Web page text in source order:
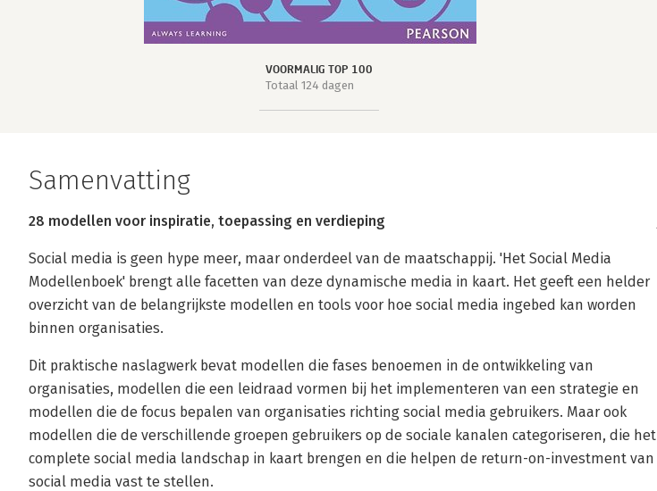
VOORMALIG TOP 100
Totaal 124 dagen
Samenvatting
28 modellen voor inspiratie, toepassing en verdieping
Social media is geen hype meer, maar onderdeel van de maatschappij. 'Het Social Media
Modellenboek' brengt alle facetten van deze dynamische media in kaart. Het geeft een helder
overzicht van de belangrijkste modellen en tools voor hoe social media ingebed kan worden
binnen organisaties.
Dit praktische naslagwerk bevat modellen die fases benoemen in de ontwikkeling van
organisaties, modellen die een leidraad vormen bij het implementeren van een strategie en
modellen die de focus bepalen van organisaties richting social media gebruikers. Maar ook
modellen die de verschillende groepen gebruikers op de sociale kanalen categoriseren, die het
complete social media landschap in kaart brengen en die helpen de return-on-investment van
social media vast te stellen.